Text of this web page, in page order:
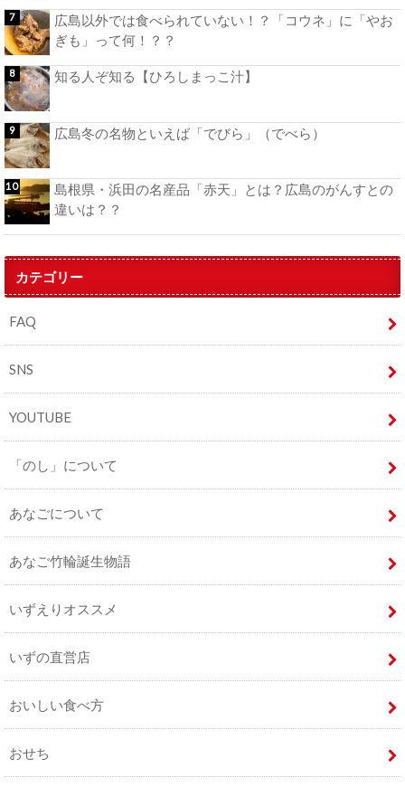
広島以外では食べられていない！？「コウネ」に「やお
ぎも」って何！？？
知る人ぞ知る【ひろしまっこ汁】
広島冬の名物といえば「でびら」（でべら）
島根県・浜田の名産品「赤天」とは？広島のがんすとの
違いは？？
カテゴリー
FAQ
SNS
YOUTUBE
「のし」について
あなごについて
あなご竹輪誕生物語
いずえりオススメ
いずの直営店
おいしい食べ方
おせち